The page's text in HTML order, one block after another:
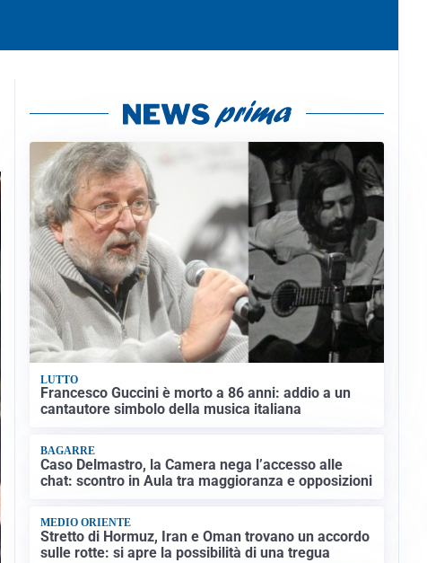
LUTTO
Francesco Guccini è morto a 86 anni: addio a un
cantautore simbolo della musica italiana
BAGARRE
Caso Delmastro, la Camera nega l’accesso alle
chat: scontro in Aula tra maggioranza e opposizioni
MEDIO ORIENTE
Stretto di Hormuz, Iran e Oman trovano un accordo
sulle rotte: si apre la possibilità di una tregua